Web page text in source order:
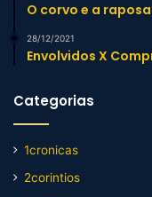
O corvo e a raposa
28/12/2021
Envolvidos X
Categorias
1cronicas
2corintios